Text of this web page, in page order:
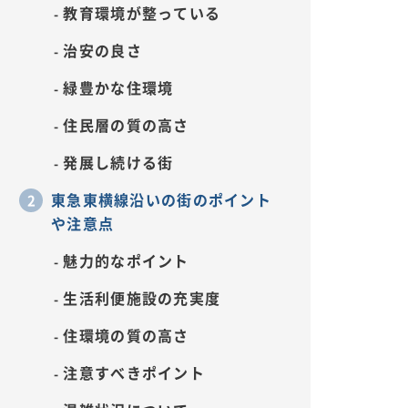
教育環境が整っている
治安の良さ
緑豊かな住環境
住民層の質の高さ
発展し続ける街
東急東横線沿いの街のポイント
や注意点
魅力的なポイント
生活利便施設の充実度
住環境の質の高さ
注意すべきポイント